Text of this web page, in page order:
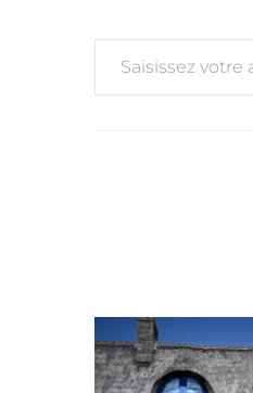
Saisissez votre adresse e-mail…